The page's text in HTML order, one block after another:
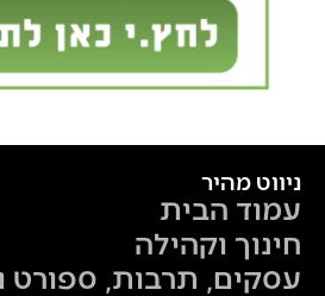
ניווט מהיר
עמוד הבית
חינוך וקהילה
עסקים, תרבות, ספורט